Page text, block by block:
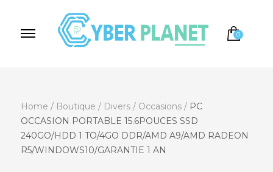
0
Home / Boutique / Divers / Occasions / PC
OCCASION PORTABLE 15.6POUCES SSD
240GO/HDD 1 TO/4GO DDR/AMD A9/AMD RADEON
R5/WINDOWS10/GARANTIE 1 AN